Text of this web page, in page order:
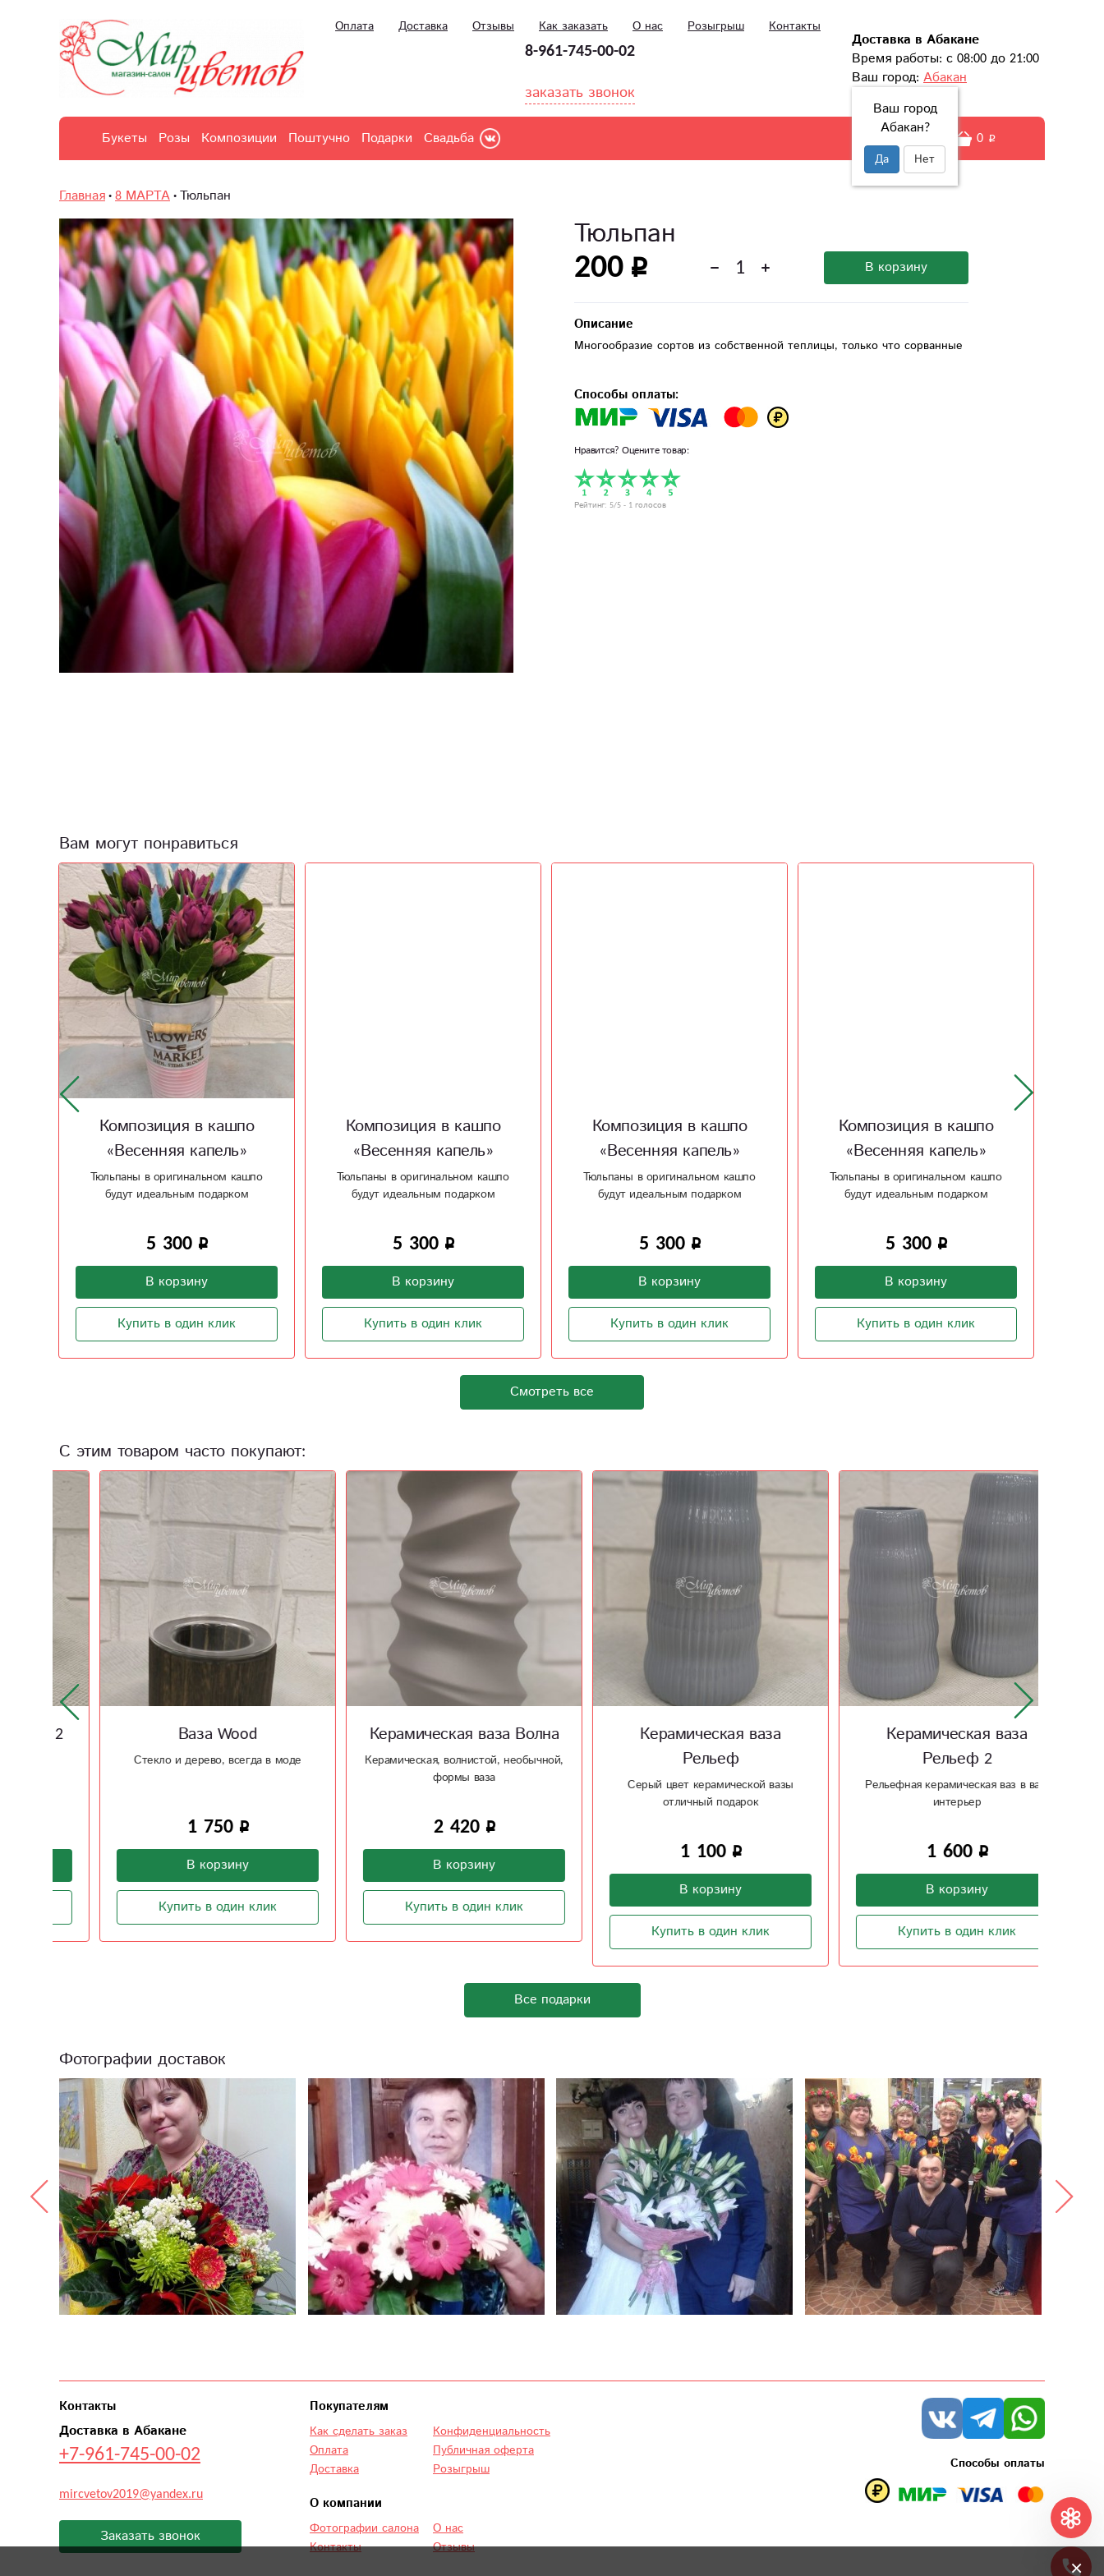
Оплата Доставка Отзывы Как заказать О нас Розыгрыш Контакты
8-961-745-00-02
заказать звонок
Доставка в Абакане
Время работы: с 08:00 до 21:00
Ваш город: Абакан
Ваш город
Абакан?
Да Нет
Букеты Розы Композиции Поштучно Подарки Свадьба 0
Главная 8 МАРТА Тюльпан
Тюльпан
200 В корзину
Описание
Многообразие сортов из собственной теплицы, только что сорванные
Способы оплаты:
Нравится? Оцените товар:
Рейтинг: 5/5 - 1 голосов
Вам могут понравиться
Композиция в кашпо
«Весенняя капель»
Тюльпаны в оригинальном кашпо
будут идеальным подарком
5 300
В корзину
Купить в один клик
Композиция в кашпо
«Весенняя капель»
Тюльпаны в оригинальном кашпо
будут идеальным подарком
5 300
В корзину
Купить в один клик
Композиция в кашпо
«Весенняя капель»
Тюльпаны в оригинальном кашпо
будут идеальным подарком
5 300
В корзину
Купить в один клик
Композиция в кашпо
«Весенняя капель»
Тюльпаны в оригинальном кашпо
будут идеальным подарком
5 300
В корзину
Купить в один клик
Смотреть все
С этим товаром часто покупают:
Ваза Wood
Стекло и дерево, всегда в моде
1 750
В корзину
Купить в один клик
Керамическая ваза Волна
Керамическая, волнистой, необычной,
формы ваза
2 420
В корзину
Купить в один клик
Керамическая ваза
Рельеф
Серый цвет керамической вазы
отличный подарок
1 100
В корзину
Купить в один клик
Керамическая ваза
Рельеф 2
Рельефная керамическая ваз в ваш
интерьер
1 600
В корзину
Купить в один клик
Все подарки
Фотографии доставок
×
Контакты
Доставка в Абакане
+7-961-745-00-02
mircvetov2019@yandex.ru
Заказать звонок
Покупателям
Как сделать заказ
Оплата
Доставка
Конфиденциальность
Публичная оферта
Розыгрыш
О компании
Фотографии салона
Контакты
О нас
Отзывы
Способы оплаты